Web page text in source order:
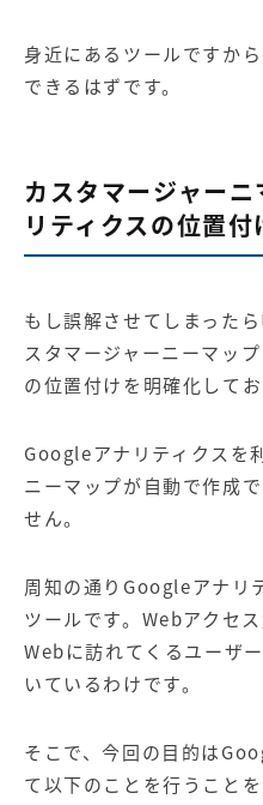
WEBプラス
身近にあるツールですか
できるはずです。
カスタマージャー
リティクスの位置付
もし誤解させてしまった
スタマージャーニーマッ
の位置付けを明確化してお
Googleアナリティクスを
ニーマップが自動で作成
せん。
周知の通りGoogleアナリ
ツールです。Webアクセ
Webに訪れてくるユーザ
いているわけです。
そこで、今回の目的は
て以下のことを行うことを